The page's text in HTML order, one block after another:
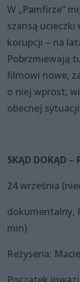
W „Pamfirze”
szansą
korupcji – na
Pobrzmiewają
filmowi nowe,
o niej wprost,
obecnej
SKĄD DOKĄD –
24 września
dokumentalny,
min)
Reżyseria: